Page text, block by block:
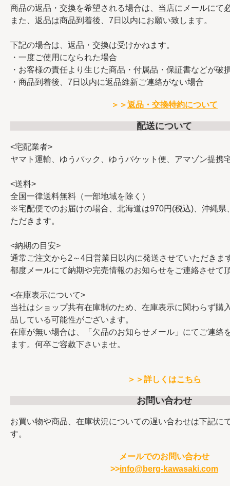
商品の返品・交換を希望される場合は、当店にメールにて
また、返品は商品到着後、7日以内にお願い致します。
下記の場合は、返品・交換は受けかねます。
・一度ご使用になられた場合
・お客様の責任より生じた商品・付属品・保証書などが破
・商品到着後、7日以内に返品維新ご連絡がない場合
＞＞返品・交換特約について
配送について
<宅配業者>
ヤマト運輸、ゆうパック、ゆうパケット便、アマゾン提携
<送料>
全国一律送料無料（一部地域を除く）
※宅配便でのお届けの場合、北海道は970円(税込)、沖縄県
ただきます。
<納期の目安>
通常ご注文から2～4日営業日以内に発送させていただきま
都度メールにて納期や完売情報のお知らせをご連絡させて
<在庫表示について>
当社はショップ共有在庫制のため、在庫表示に関わらず購
品している可能性がございます。
在庫が無い場合は、「欠品のお知らせメール」にてご連絡
ます。何卒ご容赦下さいませ。
＞＞詳しくはこちら
お問い合わせ
お買い物や商品、在庫状況についての遅い合わせは下記に
す。
メールでのお問い合わせ
>>info@berg-kawasaki.com